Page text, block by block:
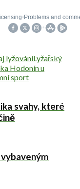
lyžováníLyžařský
Hodonín u
sport
svahy, které